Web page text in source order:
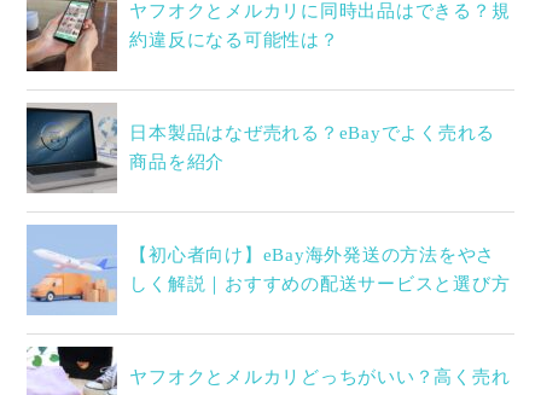
ヤフオクとメルカリに同時出品はできる？規
約違反になる可能性は？
日本製品はなぜ売れる？eBayでよく売れる
商品を紹介
【初心者向け】eBay海外発送の方法をやさ
しく解説｜おすすめの配送サービスと選び方
ヤフオクとメルカリどっちがいい？高く売れ